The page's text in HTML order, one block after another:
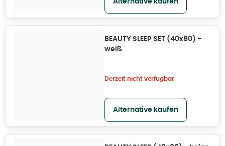
Alternative kaufen
BEAUTY SLEEP SET (40x80) -
weiß
Derzeit nicht verfügbar
Alternative kaufen